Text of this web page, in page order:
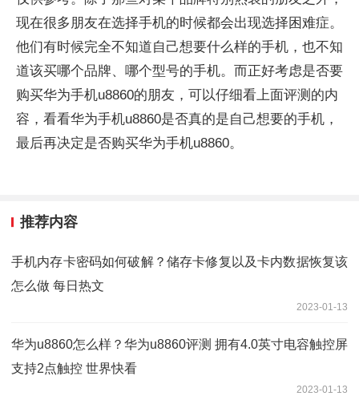
现在很多朋友在选择手机的时候都会出现选择困难症。
他们有时候完全不知道自己想要什么样的手机，也不知
道该买哪个品牌、哪个型号的手机。而正好考虑是否要
购买华为手机u8860的朋友，可以仔细看上面评测的内
容，看看华为手机u8860是否真的是自己想要的手机，
最后再决定是否购买华为手机u8860。
推荐内容
手机内存卡密码如何破解？储存卡修复以及卡内数据恢复该
怎么做 每日热文
2023-01-13
华为u8860怎么样？华为u8860评测 拥有4.0英寸电容触控屏
支持2点触控 世界快看
2023-01-13